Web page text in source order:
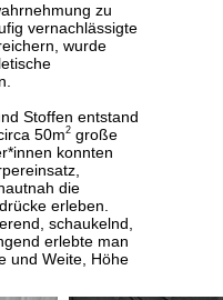
zu
vernachlässigte
wurde
Stoffen entstand
50m2 große
konnten
die
erleben.
schaukelnd,
erlebte man
und Weite, Höhe